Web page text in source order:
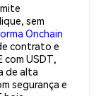
sem
Onchain
contrato e
com USDT,
de alta
segurança e